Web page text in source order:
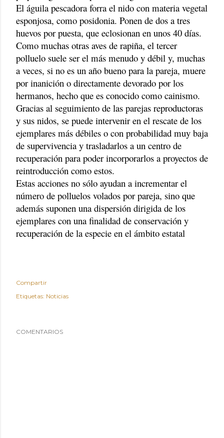
El águila pescadora forra el nido con materia vegetal
esponjosa, como posidonia. Ponen de dos a tres
huevos por puesta, que eclosionan en unos 40 días.
Como muchas otras aves de rapiña, el tercer
polluelo suele ser el más menudo y débil y, muchas
a veces, si no es un año bueno para la pareja, muere
por inanición o directamente devorado por los
hermanos, hecho que es conocido como cainismo.
Gracias al seguimiento de las parejas reproductoras
y sus nidos, se puede intervenir en el rescate de los
ejemplares más débiles o con probabilidad muy baja
de supervivencia y trasladarlos a un centro de
recuperación para poder incorporarlos a proyectos de
reintroducción como estos.
Estas acciones no sólo ayudan a incrementar el
número de polluelos volados por pareja, sino que
además suponen una dispersión dirigida de los
ejemplares con una finalidad de conservación y
recuperación de la especie en el ámbito estatal
Compartir
Etiquetas: Noticias
COMENTARIOS